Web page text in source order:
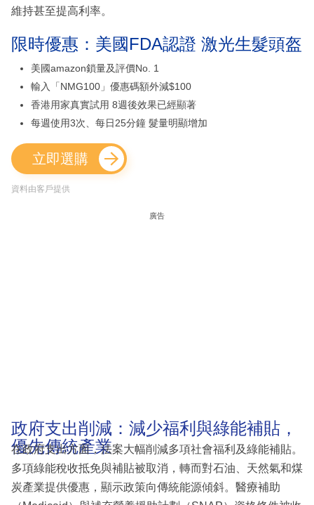
維持甚至提高利率。
限時優惠：美國FDA認證 激光生髮頭盔
美國amazon鎖量及評價No. 1
輸入「NMG100」優惠碼額外減$100
香港用家真實試用 8週後效果已經顯著
每週使用3次、每日25分鐘 髮量明顯增加
立即選購
資料由客戶提供
廣告
政府支出削減：減少福利與綠能補貼，
優先傳統產業
在政府支出方面，法案大幅削減多項社會福利及綠能補貼。
多項綠能稅收抵免與補貼被取消，轉而對石油、天然氣和煤
炭產業提供優惠，顯示政策向傳統能源傾斜。醫療補助